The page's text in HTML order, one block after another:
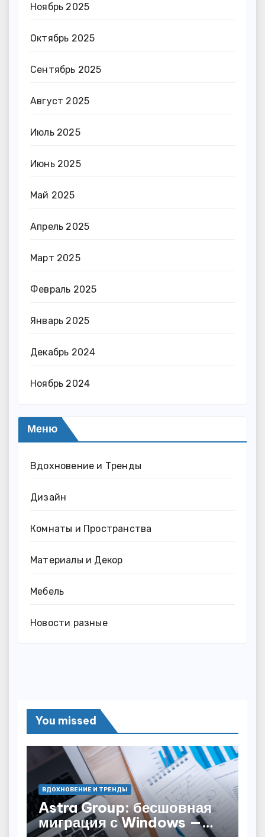
Ноябрь 2025
Октябрь 2025
Сентябрь 2025
Август 2025
Июль 2025
Июнь 2025
Май 2025
Апрель 2025
Март 2025
Февраль 2025
Январь 2025
Декабрь 2024
Ноябрь 2024
Меню
Вдохновение и Тренды
Дизайн
Комнаты и Пространства
Материалы и Декор
Мебель
Новости разные
You missed
ВДОХНОВЕНИЕ И ТРЕНДЫ
Astra Group: бесшовная
миграция с Windows —